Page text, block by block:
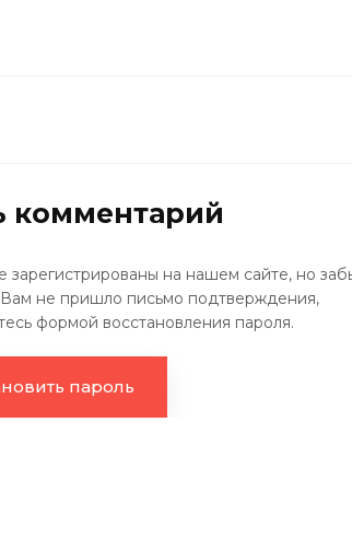
комментарий
зарегистрированы на нашем сайте, но
Вам не пришло письмо подтверждения,
формой восстановления пароля.
пароль